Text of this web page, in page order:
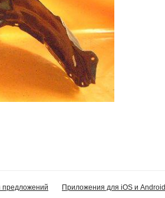
предложений Приложения для iOS и Android